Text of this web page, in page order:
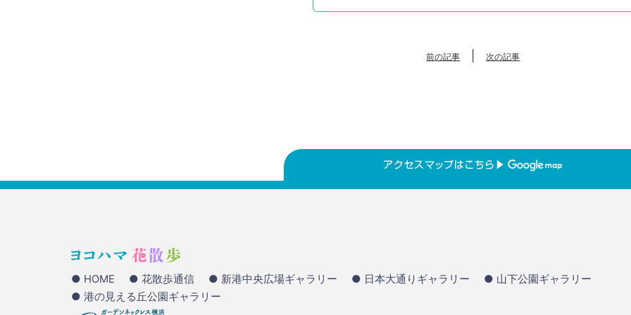
前の記事 次の記事
● HOME ● 花散歩通信 ● 新港中央広場ギャラリー ● 日本大通りギャラリー
● 山下公園ギャラリー
● 港の見える丘公園ギャラリー